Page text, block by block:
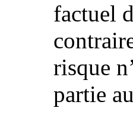
factuel
risque
partie